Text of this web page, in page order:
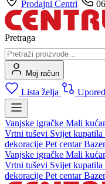
Prodajni Centri
Pretraga
Moj račun
Lista želja
Vanjske igračke Mali
Vrtni tuševi Svijet kupatila
dekoracije Pet centar
Vanjske igračke Mali
Vrtni tuševi Svijet kupatila
dekoracije Pet centar